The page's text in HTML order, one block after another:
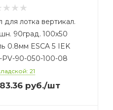
для лотка вертикал.
90град. 100х50
0.8мм ESCA 5 IEK
PV-90-050-100-08
21
руб./шт